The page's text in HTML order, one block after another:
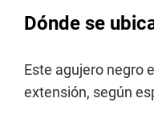
Dónde se
Este agujero negro
extensión, según